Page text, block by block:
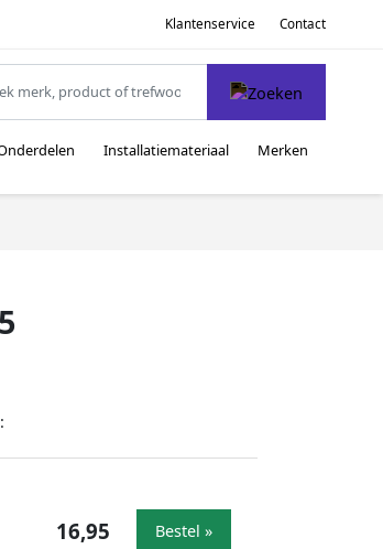
Klantenservice Contact
Installatiemateriaal Merken
16,95 Bestel »